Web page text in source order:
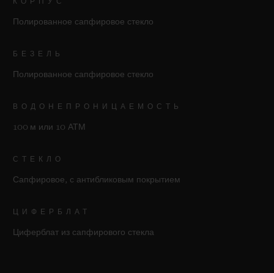
Полированное сапфировое стекло
БЕЗЕЛЬ
Полированное сапфировое стекло
ВОДОНЕПРОНИЦАЕМОСТЬ
100 м или 10 АТМ
СТЕКЛО
Сапфировое, с антибликовым покрытием
ЦИФЕРБЛАТ
Циферблат из сапфирового стекла